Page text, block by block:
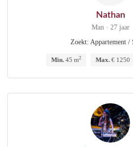
Nathan
Man · 27 jaar
Zoekt: Appartement /
Min. 45 m2 Max. € 1250